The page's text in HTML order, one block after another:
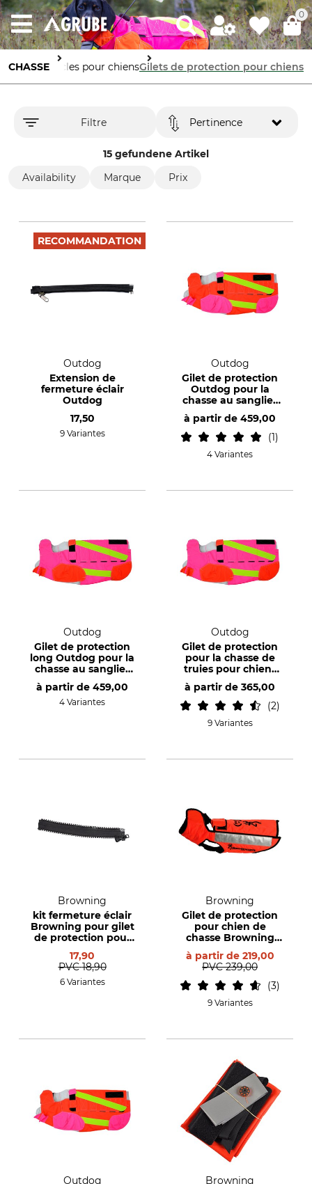
0
CHASSEArticles pour chiensGilets de protection pour chiens
Filtre
15 gefundene Artikel
Pertinence
Availability Marque Prix
RECOMMANDATION
Outdog
Extension de
fermeture éclair
Outdog
17,50
9 Variantes
Outdog
Gilet de protection
Outdog pour la
chasse au sanglier
pour chiens mâles
à partir de 459,00
1
4 Variantes
Outdog
Gilet de protection
long Outdog pour la
chasse au sanglier
pour chien femelle
à partir de 459,00
4 Variantes
Outdog
Gilet de protection
pour la chasse de
truies pour chiens
femelles Outdog
à partir de 365,00
2
9 Variantes
Browning
kit fermeture éclair
Browning pour gilet
de protection pour
partir de 2019
17,90
PVC 18,90
6 Variantes
Browning
Gilet de protection
pour chien de
chasse Browning
Protect Hunter
à partir de 219,00
PVC 239,00
3
9 Variantes
Outdog
Browning